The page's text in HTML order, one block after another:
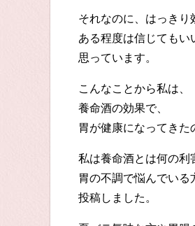
それなのに、はっきり
ある程度は信じてもい
思っています。
こんなことから私は、
養命酒の効果で、
胃が健康になってきた
私は養命酒とは何の利
胃の不調で悩んでいる
投稿しました。